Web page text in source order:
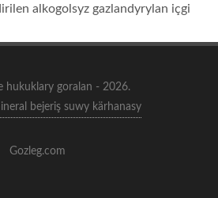
alkogolsyz gazlandyrylan içgi
hukuklary goralan - 2026.
bejeriş suwy kärhanasy
Gozleg.com